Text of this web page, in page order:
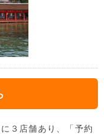
３店舗あり、「予約